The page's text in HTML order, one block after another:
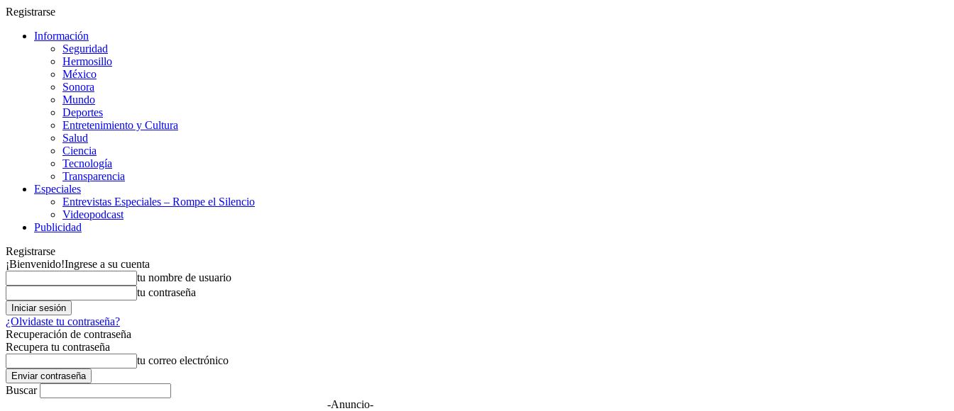
Registrarse
Información
Seguridad
Hermosillo
México
Sonora
Mundo
Deportes
Entretenimiento y Cultura
Salud
Ciencia
Tecnología
Transparencia
Especiales
Entrevistas Especiales – Rompe el Silencio
Videopodcast
Publicidad
Registrarse
¡Bienvenido!Ingrese a su cuenta
tu nombre de usuario
tu contraseña
¿Olvidaste tu contraseña?
Recuperación de contraseña
Recupera tu contraseña
tu correo electrónico
Buscar
-Anuncio-